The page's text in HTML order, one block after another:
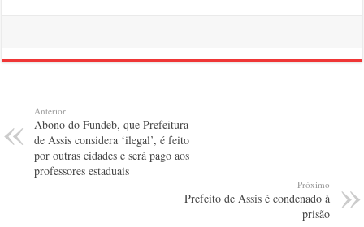
Anterior
Abono do Fundeb, que Prefeitura
de Assis considera ‘ilegal’, é feito
por outras cidades e será pago aos
professores estaduais
Próximo
Prefeito de Assis é condenado à
prisão